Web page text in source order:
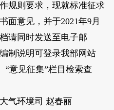
规则要求，现就标准征求
面意见，并于2021年9月
请同时发送至电子邮
制说明可登录我部网站
“意见征集”栏目检索查
环境司 赵春丽